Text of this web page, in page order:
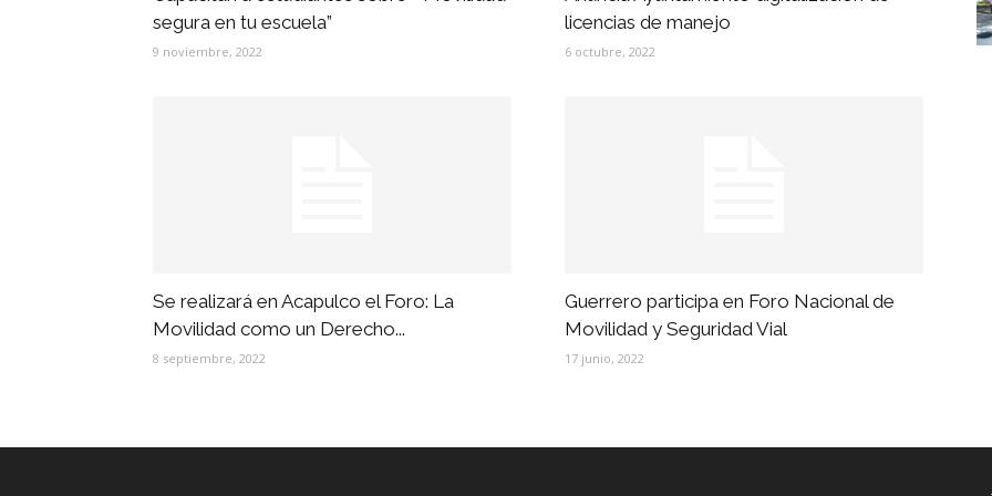
segura en tu escuela”
9 noviembre, 2022
licencias de manejo
6 octubre, 2022
Se realizará en Acapulco el Foro: La
Movilidad como un Derecho...
8 septiembre, 2022
Guerrero participa en Foro Nacional de
Movilidad y Seguridad Vial
17 junio, 2022